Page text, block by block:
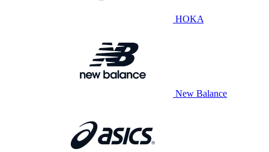
HOKA
New Balance